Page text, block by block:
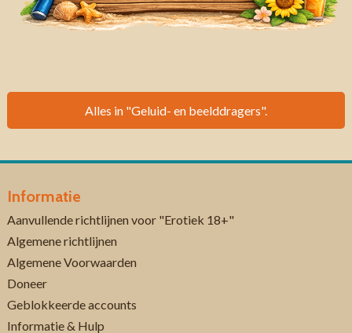
Alles in "Geluid- en beelddragers".
Informatie
Aanvullende richtlijnen voor "Erotiek 18+"
Algemene richtlijnen
Algemene Voorwaarden
Doneer
Geblokkeerde accounts
Informatie & Hulp